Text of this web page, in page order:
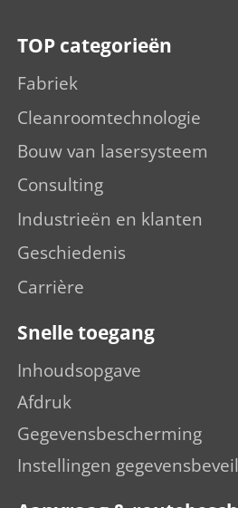
TOP categorieën
Fabriek
Cleanroomtechnologie
Bouw van lasersysteem
Consulting
Industrieën en klanten
Geschiedenis
Carrière
Snelle toegang
Inhoudsopgave
Afdruk
Gegevensbescherming
Instellingen